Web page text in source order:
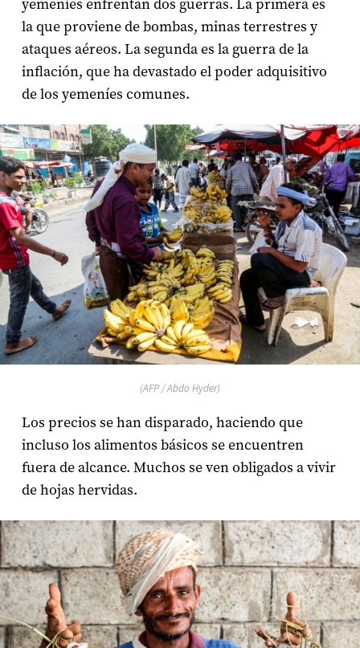
yemeníes enfrentan dos guerras. La primera es
la que proviene de bombas, minas terrestres y
ataques aéreos. La segunda es la guerra de la
inflación, que ha devastado el poder adquisitivo
de los yemeníes comunes.
(AFP / Abdo Hyder)
Los precios se han disparado, haciendo que
incluso los alimentos básicos se encuentren
fuera de alcance. Muchos se ven obligados a vivir
de hojas hervidas.